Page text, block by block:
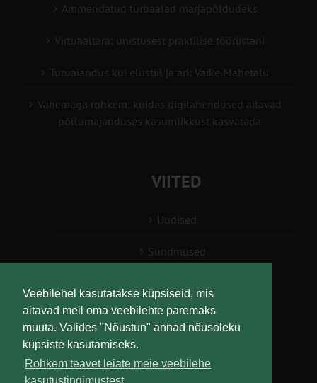
Veebilehel kasutatakse küpsiseid, mis
aitavad meil oma veebilehte paremaks
muuta. Valides "Nõustun" annad nõusoleku
küpsiste kasutamiseks.
Rohkem teavet leiate meie veebilehe
Ammendatud turbaalad marjapõldudeks
Virtuaaltara: unistusest praktilise tööriistani
Turuaiandus kui elustiil ja äri: Väike Mahetalu
Vähemaga rohkem: kuidas digilahendused aitavad
põllumajanduses kasumlikkust kasvatada
VIITED
Uudised
Sündmused
Teabesalv
Liitu uudiskirjaga